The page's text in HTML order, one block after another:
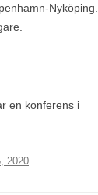
Nyköping.
en konferens i
2020.